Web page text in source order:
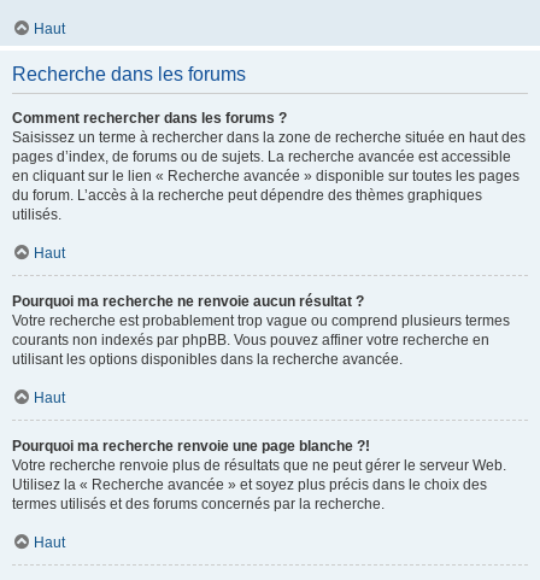
Haut
Recherche dans les forums
Comment rechercher dans les forums ?
Saisissez un terme à rechercher dans la zone de recherche située en haut des
pages d’index, de forums ou de sujets. La recherche avancée est accessible
en cliquant sur le lien « Recherche avancée » disponible sur toutes les pages
du forum. L’accès à la recherche peut dépendre des thèmes graphiques
utilisés.
Haut
Pourquoi ma recherche ne renvoie aucun résultat ?
Votre recherche est probablement trop vague ou comprend plusieurs termes
courants non indexés par phpBB. Vous pouvez affiner votre recherche en
utilisant les options disponibles dans la recherche avancée.
Haut
Pourquoi ma recherche renvoie une page blanche ?!
Votre recherche renvoie plus de résultats que ne peut gérer le serveur Web.
Utilisez la « Recherche avancée » et soyez plus précis dans le choix des
termes utilisés et des forums concernés par la recherche.
Haut